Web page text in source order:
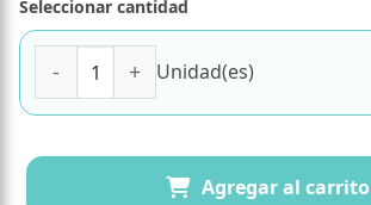
Seleccionar cantidad
Unidad(es)
Agregar al carrito